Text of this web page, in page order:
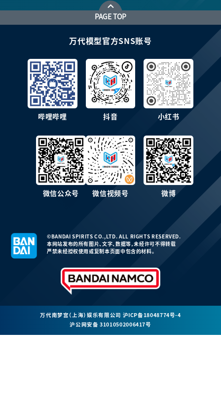
PAGE TOP
万代模型官方SNS账号
哔哩哔哩 抖音 小红书
微信公众号 微信视频号 微博
©BANDAI SPIRITS CO.,LTD. ALL RIGHTS RESERVED.
本网站发布的所有图片、文字、数据等，未经许可不得转载
严禁未经授权使用或复制本页面中包含的材料。
万代南梦宫（上海）娱乐有限公司 沪ICP备18048774号-4
沪公网安备 31010502006417号